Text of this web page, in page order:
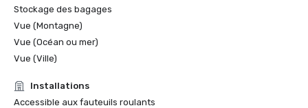
Stockage des bagages
Vue (Montagne)
Vue (Océan ou mer)
Vue (Ville)
Installations
Accessible aux fauteuils roulants